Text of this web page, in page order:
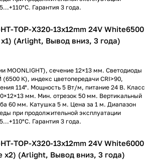
Гарантия 3 года.
TOP-X320-13x12mm 24V White6500
(Arlight, Вывод вниз, 3 года)
MOONLIGHT), сечение 12×13 мм. Светодиоды
К), индекс цветопередачи CRI>90,
114°. Мощность 5 Вт/м, питание 24 В. Класс
мм. Мин. отрезок 50 мм. Вертикальный
60 мм. Катушка 5 м. Цена за 1 м. Диапазон
при продолжительной эксплуатации
Гарантия 3 года.
TOP-X320-13x12mm 24V White6000
x2) (Arlight, Вывод вниз, 3 года)